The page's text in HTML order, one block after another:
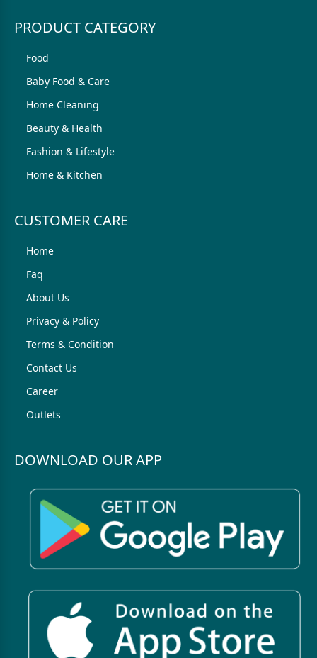
PRODUCT CATEGORY
Food
Baby Food & Care
Home Cleaning
Beauty & Health
Fashion & Lifestyle
Home & Kitchen
CUSTOMER CARE
Home
Faq
About Us
Privacy & Policy
Terms & Condition
Contact Us
Career
Outlets
DOWNLOAD OUR APP